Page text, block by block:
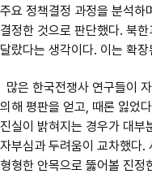
주요 정책결정 과정을 분석하
결정한 것으로 판단했다. 북
달랐다는 생각이다. 이는 확
많은 한국전쟁사 연구들이
의해 평판을 얻고, 때론 잃었
진실이 밝혀지는 경우가 대부
자부심과 두려움이 교차했다.
형형한 안목으로 뚫어볼 진정